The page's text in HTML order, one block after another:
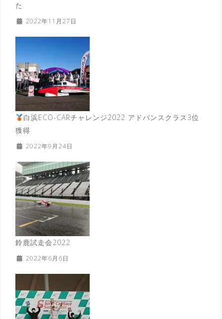
た
2022年11月27日
白浜ECO-CARチャレンジ2022 アドバンスクラス3位
獲得
2022年9月24日
鈴鹿試走会2022
2022年6月6日